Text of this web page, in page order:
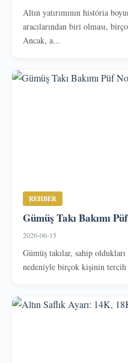
Altın yatırımının história
aracılarından biri olması,
Ancak, a...
REHBER
Gümüş Takı Bakımı
2026-06-15
Gümüş takılar, sahip
nedeniyle birçok kişinin tercih